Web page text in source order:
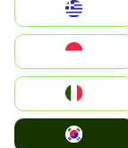
Magyarország
South Korea